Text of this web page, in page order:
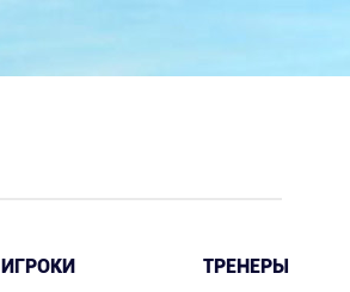
ИГРОКИ ТРЕНЕРЫ